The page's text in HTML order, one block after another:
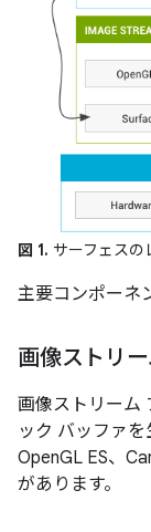
図 1. サーフェスの
主要コンポーネ
画像ストリ
画像ストリーム
ック バッファを
OpenGL ES、
があります。